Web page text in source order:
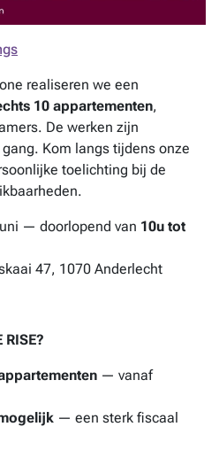
realiseren we een
10 appartementen,
De werken zijn
Kom langs tijdens onze
toelichting bij de
— doorlopend van 10u tot
47, 1070 Anderlecht
— vanaf
— een sterk fiscaal